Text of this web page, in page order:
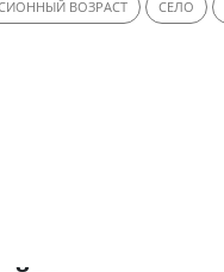
ВОЗРАСТ СЕЛО